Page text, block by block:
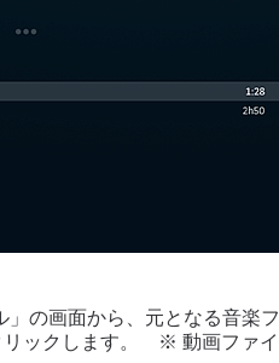
」の画面から、元となる音楽フ
リックします。 ※ 動画ファイ